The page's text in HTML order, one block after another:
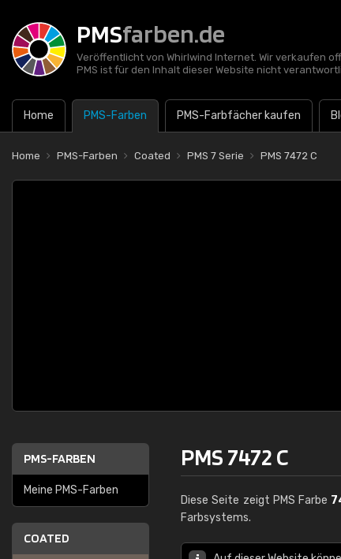
PMSfarben.de
Veröffentlicht von Whirlwind Internet. Wir verkaufen
PMS ist für den Inhalt dieser Website nicht
Home PMS-Farben PMS-Farbfächer kaufen
Home PMS-Farben Coated PMS 7 Serie PMS 7472 C
PMS-FARBEN
Meine PMS-Farben
COATED
PMS 7472 C
Diese Seite zeigt PMS Farbe
Farbsystems.